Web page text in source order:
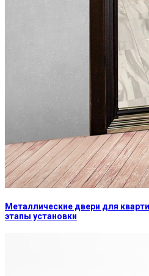
Металлические двери для
этапы установки